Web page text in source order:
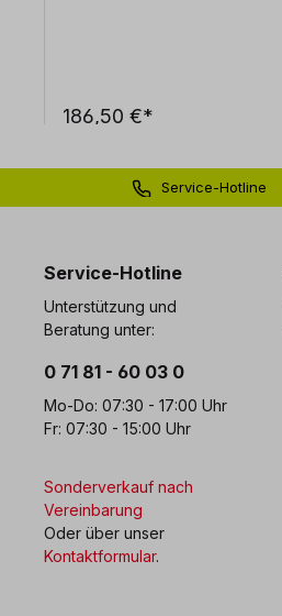
186,50 €*
Service-Hotline
Service-Hotline
Unterstützung und
Beratung unter:
0 71 81 - 60 03 0
Mo-Do: 07:30 - 17:00 Uhr
Fr: 07:30 - 15:00 Uhr
Sonderverkauf nach
Vereinbarung
Oder über unser
Kontaktformular.